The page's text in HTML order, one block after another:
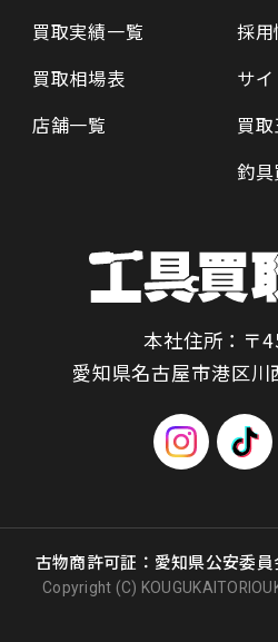
買取実績一覧
買取相場表
店舗一覧
採
サ
買
釣
本社住所：〒
愛知県名古屋市港区
古物商許可証：愛知県公安委
Copyright (C)